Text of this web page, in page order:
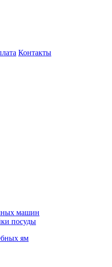
Контакты
машин
посуды
ям